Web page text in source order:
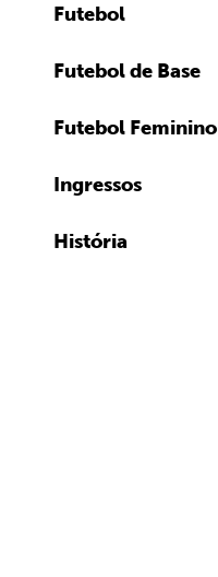
Futebol
Futebol de Base
Futebol Feminino
Ingressos
História